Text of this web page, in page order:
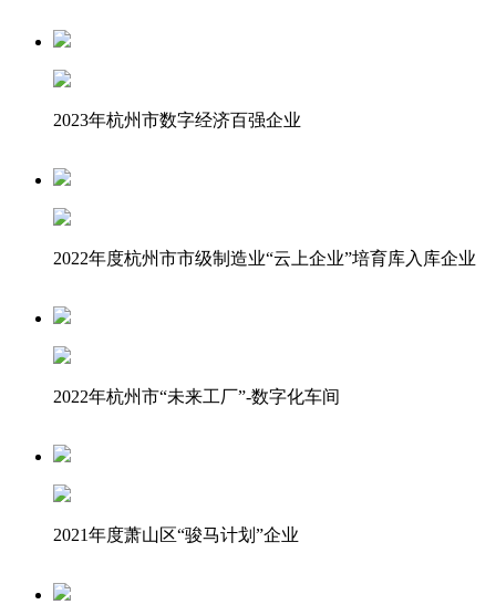
2023年杭州市数字经济百强企业
2022年度杭州市市级制造业“云上企业”培育库入库企业
2022年杭州市“未来工厂”-数字化车间
2021年度萧山区“骏马计划”企业